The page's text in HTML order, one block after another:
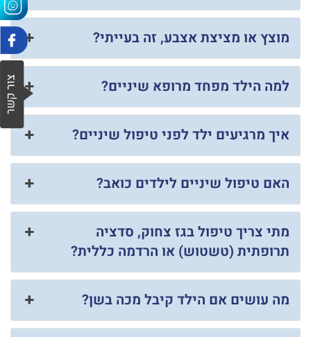
מוצץ או מציצת אצבע, זה בעייתי?
למה הילד מפחד מרופא שיניים?
איך מרגיעים ילד לפני טיפול שיניים?
האם טיפול שיניים לילדים כואב?
מתי צריך טיפול בגז צחוק, סדציה
תרופתית (טשטוש) או הרדמה כללית?
מה עושים אם הילד קיבל מכה בשן?